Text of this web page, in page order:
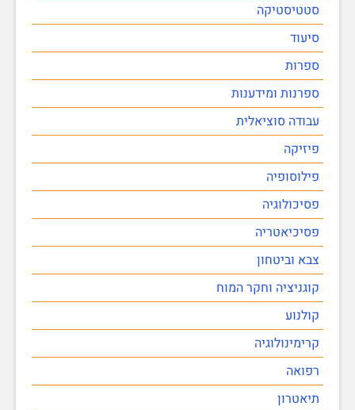
סטטיסטיקה
סיעוד
ספרות
ספרנות ומידענות
עבודה סוציאלית
פיזיקה
פילוסופיה
פסיכולוגיה
פסיכיאטריה
צבא וביטחון
קוגניציה וחקר המוח
קולנוע
קרימינולוגיה
רפואה
תיאטרון